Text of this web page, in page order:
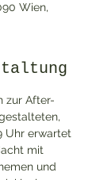
Wien,
zur After-
Uhr erwartet
mit
und